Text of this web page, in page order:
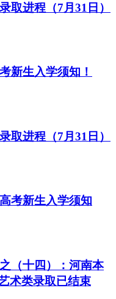
取进程（7月31日）
新生入学须知！
取进程（7月31日）
考新生入学须知
（十四）：河南本
术类录取已结束